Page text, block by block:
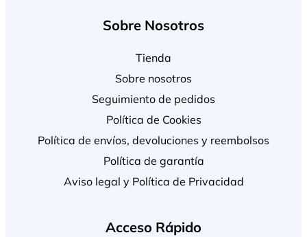
Sobre Nosotros
Tienda
Sobre nosotros
Seguimiento de pedidos
Política de Cookies
Política de envíos, devoluciones y reembolsos
Política de garantía
Aviso legal y Política de Privacidad
Acceso Rápido